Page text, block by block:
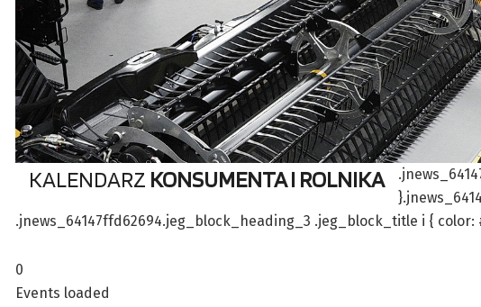
KALENDARZ KONSUMENTA I ROLNIKA
.jnews_64147ffd62694.jeg_block_heading_3 .jeg_block_title i {
0
Events loaded